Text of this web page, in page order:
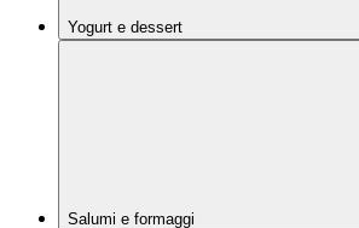
Yogurt e dessert
Salumi e formaggi